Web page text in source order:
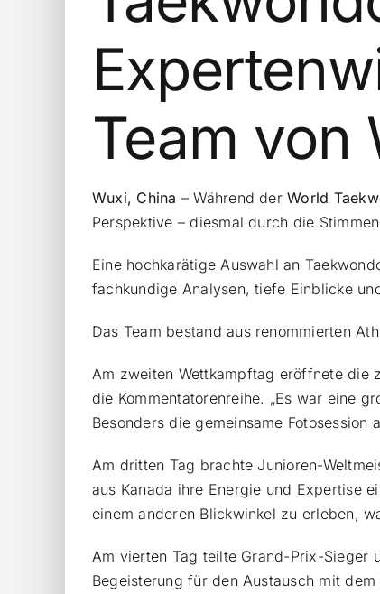
Team von
Wuxi, China – Während derWorld
Perspektive – diesmal durch die
Eine hochkarätige Auswahl an
fachkundige Analysen, tiefe Einblicke
Das Team bestand aus renommierten
Am zweiten Wettkampftag eröffnete die
die Kommentatorenreihe. „Es war eine
Besonders die gemeinsame
Am dritten Tag brachte Junioren-
aus Kanada ihre Energie und Expertise
einem anderen Blickwinkel zu erleben,
Am vierten Tag teilte Grand-Prix-Sieger
Begeisterung für den Austausch mit